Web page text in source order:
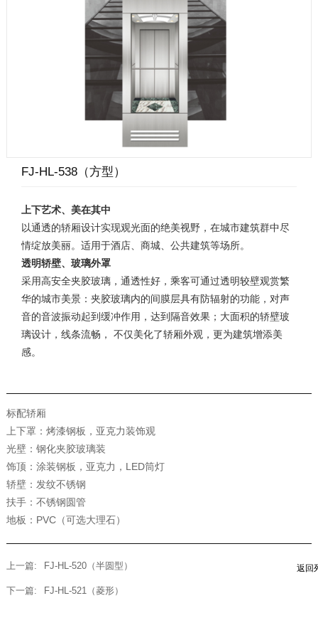
FJ-HL-538（方型）
上下艺术、美在其中
以通透的轿厢设计实现观光面的绝美视野，在城市建筑群中尽
情绽放美丽。适用于酒店、商城、公共建筑等场所。
透明轿壁、玻璃外罩
采用高安全夹胶玻璃，通透性好，乘客可通过透明较壁观赏繁
华的城市美景：夹胶玻璃内的间膜层具有防辐射的功能，对声
音的音波振动起到缓冲作用，达到隔音效果；大面积的轿壁玻
璃设计，线条流畅， 不仅美化了轿厢外观，更为建筑增添美
感。
标配轿厢
上下罩：烤漆钢板，亚克力装饰观
光壁：钢化夹胶玻璃装
饰顶：涂装钢板，亚克力，LED筒灯
轿壁：发纹不锈钢
扶手：不锈钢圆管
地板：PVC（可选大理石）
上一篇: FJ-HL-520（半圆型）
下一篇: FJ-HL-521（菱形）